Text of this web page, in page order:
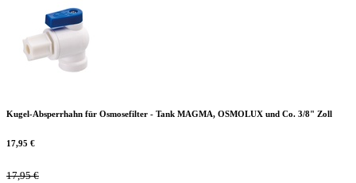
Kugel-Absperrhahn für Osmosefilter - Tank MAGMA, OSMOLUX und Co. 3/8" Zoll
17,95 €
17,95€